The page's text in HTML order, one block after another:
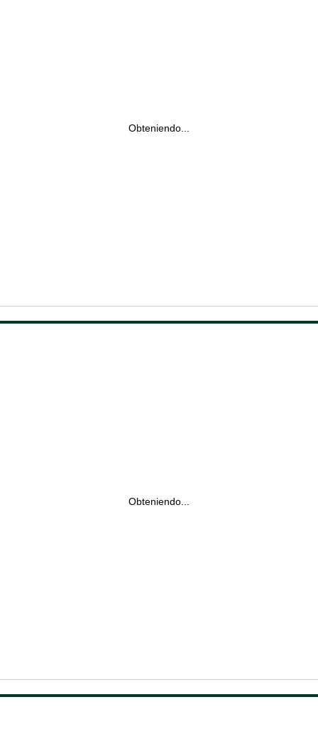
Obteniendo...
Obteniendo...